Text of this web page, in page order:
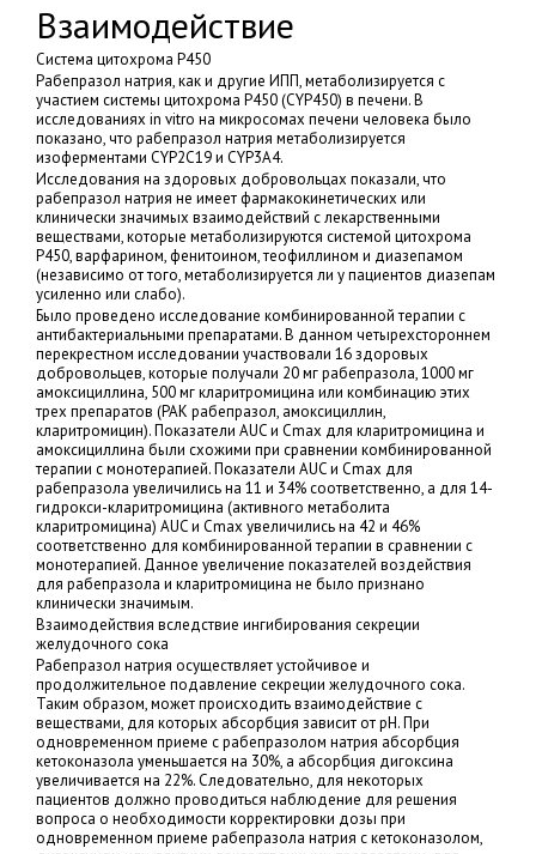
Взаимодействие
Система цитохрома P450
Рабепразол натрия, как и другие ИПП, метаболизируется с
участием системы цитохрома P450 (CYP450) в печени. В
исследованиях in vitro на микросомах печени человека было
показано, что рабепразол натрия метаболизируется
изоферментами CYP2C19 и CYP3A4.
Исследования на здоровых добровольцах показали, что
рабепразол натрия не имеет фармакокинетических или
клинически значимых взаимодействий с лекарственными
веществами, которые метаболизируются системой цитохрома
P450, варфарином, фенитоином, теофиллином и диазепамом
(независимо от того, метаболизируется ли у пациентов диазепам
усиленно или слабо).
Было проведено исследование комбинированной терапии с
антибактериальными препаратами. В данном четырехстороннем
перекрестном исследовании участвовали 16 здоровых
добровольцев, которые получали 20 мг рабепразола, 1000 мг
амоксициллина, 500 мг кларитромицина или комбинацию этих
трех препаратов (РАК рабепразол, амоксициллин,
кларитромицин). Показатели AUC и Cmax для кларитромицина и
амоксициллина были схожими при сравнении комбинированной
терапии с монотерапией. Показатели AUC и Cmax для
рабепразола увеличились на 11 и 34% соответственно, а для 14-
гидрокси-кларитромицина (активного метаболита
кларитромицина) AUC и Cmax увеличились на 42 и 46%
соответственно для комбинированной терапии в сравнении с
монотерапией. Данное увеличение показателей воздействия
для рабепразола и кларитромицина не было признано
клинически значимым.
Взаимодействия вследствие ингибирования секреции
желудочного сока
Рабепразол натрия осуществляет устойчивое и
продолжительное подавление секреции желудочного сока.
Таким образом, может происходить взаимодействие с
веществами, для которых абсорбция зависит от pH. При
одновременном приеме с рабепразолом натрия абсорбция
кетоконазола уменьшается на 30%, а абсорбция дигоксина
увеличивается на 22%. Следовательно, для некоторых
пациентов должно проводиться наблюдение для решения
вопроса о необходимости корректировки дозы при
одновременном приеме рабепразола натрия с кетоконазолом,